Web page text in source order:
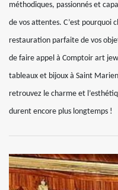
méthodiques, passionnés et
de vos attentes. C’est pourquoi
restauration parfaite de vos
de faire appel à Comptoir art
tableaux et bijoux à Saint
retrouvez le charme et
durent encore plus longtemps !